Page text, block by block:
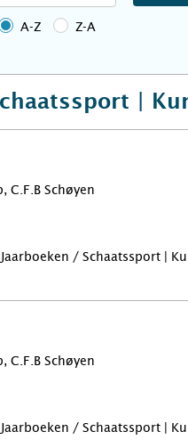
A-Z Z-A
|
C.F.B Schøyen
/ Schaatssport |
C.F.B Schøyen
/ Schaatssport |